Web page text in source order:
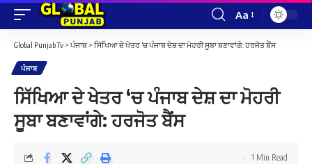
Font
Resizer
Aa
Global Punjab Tv > ਪੰਜਾਬ > ਸਿੱਖਿਆ ਦੇ ਖੇਤਰ ‘ਚ ਪੰਜਾਬ ਦੇਸ਼ ਦਾ ਮੋਹਰੀ ਸੂਬਾ ਬਣਾਵਾਂਗੇ: ਹਰਜੋਤ ਬੈਂਸ
ਪੰਜਾਬ
ਸਿੱਖਿਆ ਦੇ ਖੇਤਰ ‘ਚ ਪੰਜਾਬ ਦੇਸ਼ ਦਾ ਮੋਹਰੀ
ਸੂਬਾ ਬਣਾਵਾਂਗੇ: ਹਰਜੋਤ ਬੈਂਸ
1 Min Read